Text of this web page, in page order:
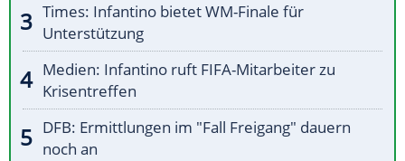
Times: Infantino bietet WM-Finale für
Unterstützung
Medien: Infantino ruft FIFA-Mitarbeiter zu
Krisentreffen
DFB: Ermittlungen im "Fall Freigang" dauern
noch an